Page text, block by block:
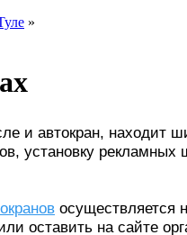
»
и автокран, находит
установку
осуществляется
оставить на сайте